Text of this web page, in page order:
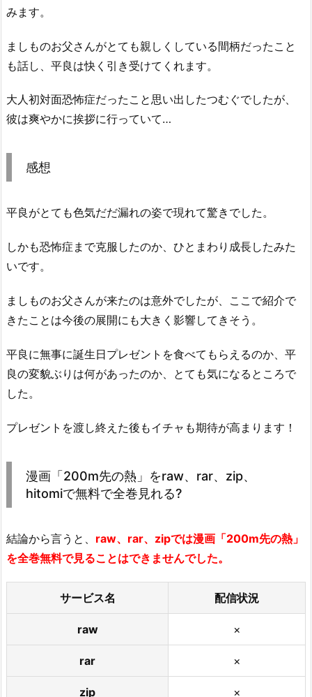
みます。
ましものお父さんがとても親しくしている間柄だったこと
も話し、平良は快く引き受けてくれます。
大人初対面恐怖症だったこと思い出したつむぐでしたが、
彼は爽やかに挨拶に行っていて…
感想
平良がとても色気だだ漏れの姿で現れて驚きでした。
しかも恐怖症まで克服したのか、ひとまわり成長したみた
いです。
ましものお父さんが来たのは意外でしたが、ここで紹介で
きたことは今後の展開にも大きく影響してきそう。
平良に無事に誕生日プレゼントを食べてもらえるのか、平
良の変貌ぶりは何があったのか、とても気になるところで
した。
プレゼントを渡し終えた後もイチャも期待が高まります！
漫画「200m先の熱」をraw、rar、zip、
hitomiで無料で全巻見れる?
結論から言うと、 raw、rar、zipでは漫画「200m先の熱」
を全巻無料で見ることはできませんでした。
サービス名 配信状況
raw ×
rar ×
zip ×